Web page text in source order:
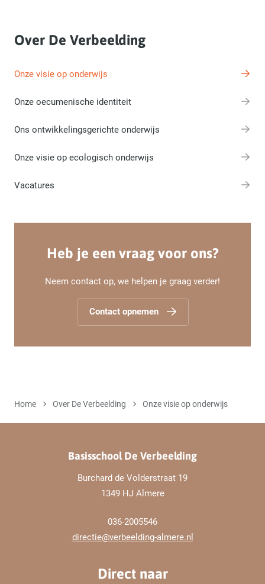
Over De Verbeelding
Onze visie op onderwijs
Onze oecumenische identiteit
Ons ontwikkelingsgerichte onderwijs
Onze visie op ecologisch onderwijs
Vacatures
Heb je een vraag voor ons?
Neem contact op, we helpen je graag verder!
Contact opnemen
Home Over De Verbeelding Onze visie op onderwijs
Basisschool De Verbeelding
Burchard de Volderstraat 19
1349 HJ Almere
036-2005546
directie@verbeelding-almere.nl
Direct naar